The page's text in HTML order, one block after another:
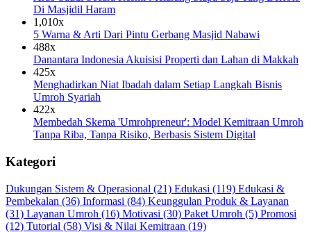
Di Masjidil Haram
1,010x
5 Warna & Arti Dari Pintu Gerbang Masjid Nabawi
488x
Danantara Indonesia Akuisisi Properti dan Lahan di Makkah
425x
Menghadirkan Niat Ibadah dalam Setiap Langkah Bisnis
Umroh Syariah
422x
Membedah Skema 'Umrohpreneur': Model Kemitraan Umroh
Tanpa Riba, Tanpa Risiko, Berbasis Sistem Digital
Kategori
Dukungan Sistem & Operasional (21) Edukasi (119) Edukasi &
Pembekalan (36) Informasi (84) Keunggulan Produk & Layanan
(31) Layanan Umroh (16) Motivasi (30) Paket Umroh (5) Promosi
(12) Tutorial (58) Visi & Nilai Kemitraan (19)